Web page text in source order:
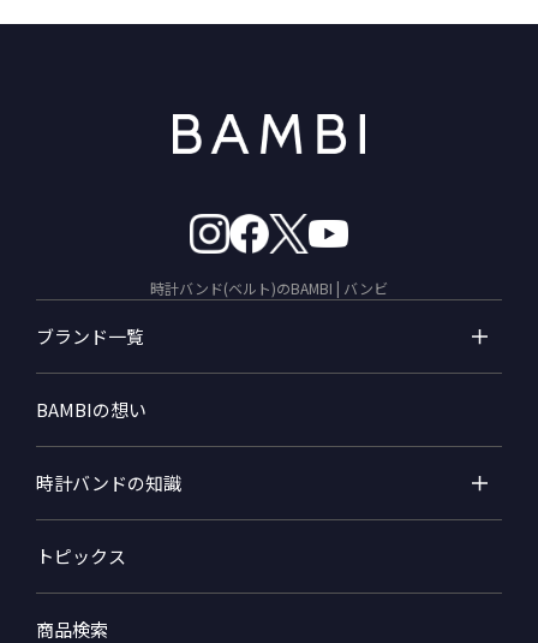
時計バンド(ベルト)のBAMBI | バンビ
ブランド一覧
BAMBIの想い
時計バンドの知識
トピックス
商品検索